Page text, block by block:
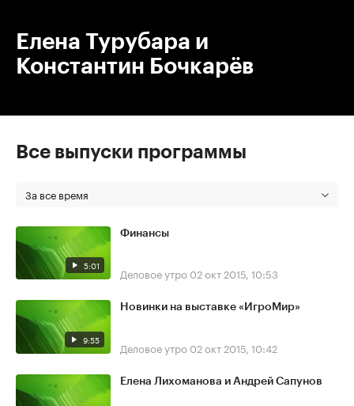
Елена Турубара и
Константин Бочкарёв
Все выпуски программы
За все время
5:01
Финансы
Деловое утро 02 окт 2015, 10:53
9:55
Новинки на выставке «ИгроМир»
Деловое утро 02 окт 2015, 10:42
Елена Лихоманова и Андрей Сапунов